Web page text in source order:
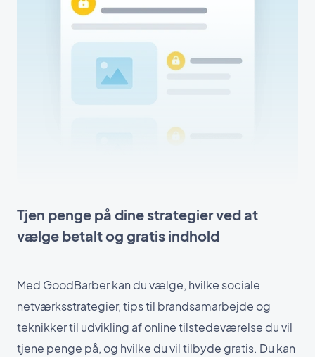
Tjen penge på dine strategier ved at
vælge betalt og gratis indhold
Med GoodBarber kan du vælge, hvilke sociale
netværksstrategier, tips til brandsamarbejde og
teknikker til udvikling af online tilstedeværelse du vil
tjene penge på, og hvilke du vil tilbyde gratis. Du kan